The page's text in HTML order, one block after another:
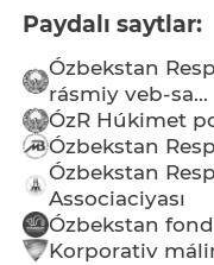
Paydalı saytlar:
Ózbekstan
rásmiy veb-sa...
ÓzR Húkimet
Ózbekstan
Ózbekstan
Associaciyası
Ózbekstan fond
Korporativ